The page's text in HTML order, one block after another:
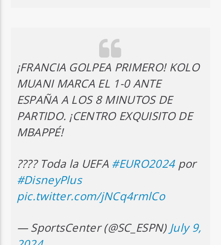
¡FRANCIA GOLPEA PRIMERO! KOLO
MUANI MARCA EL 1-0 ANTE
ESPAÑA A LOS 8 MINUTOS DE
PARTIDO. ¡CENTRO EXQUISITO DE
MBAPPÉ!
???? Toda la UEFA #EURO2024por
#DisneyPlus
pic.twitter.com/jNCq4rmlCo
— SportsCenter (@SC_ESPN) July 9,